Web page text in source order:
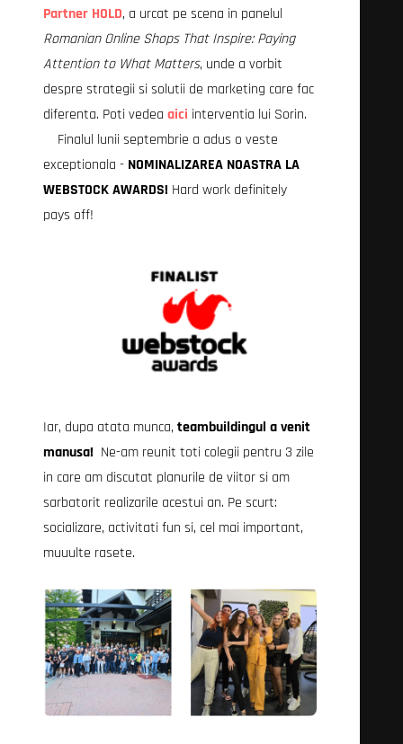
Partner HOLD, a urcat pe scena in panelul
Romanian Online Shops That Inspire: Paying
Attention to What Matters, unde a vorbit
despre strategii si solutii de marketing care fac
diferenta. Poti vedea aici interventia lui Sorin.
Finalul lunii septembrie a adus o veste
exceptionala - NOMINALIZAREA NOASTRA LA
WEBSTOCK AWARDS! Hard work definitely
pays off!
Iar, dupa atata munca, teambuildingul a venit
manusa! Ne-am reunit toti colegii pentru 3 zile
in care am discutat planurile de viitor si am
sarbatorit realizarile acestui an. Pe scurt:
socializare, activitati fun si, cel mai important,
muuulte rasete.